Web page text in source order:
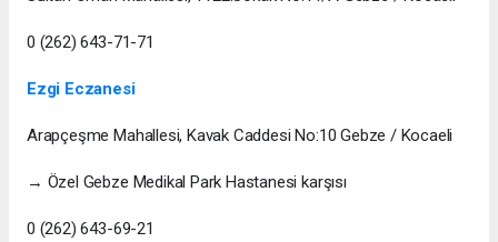
0 (262) 643-71-71
Ezgi Eczanesi
Arapçeşme Mahallesi, Kavak Caddesi No:10 Gebze / Kocaeli
→ Özel Gebze Medikal Park Hastanesi karşısı
0 (262) 643-69-21